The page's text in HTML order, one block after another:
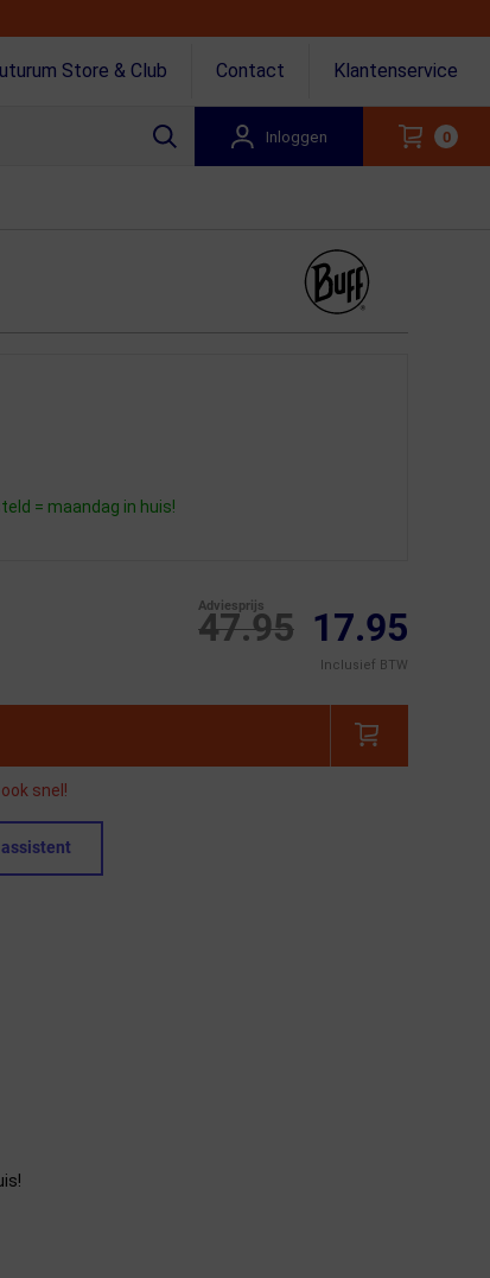
Store & Club Contact Klantenservice
Inloggen 0
= maandag in huis!
47.95
Adviesprijs 17.95
Inclusief BTW
snel!